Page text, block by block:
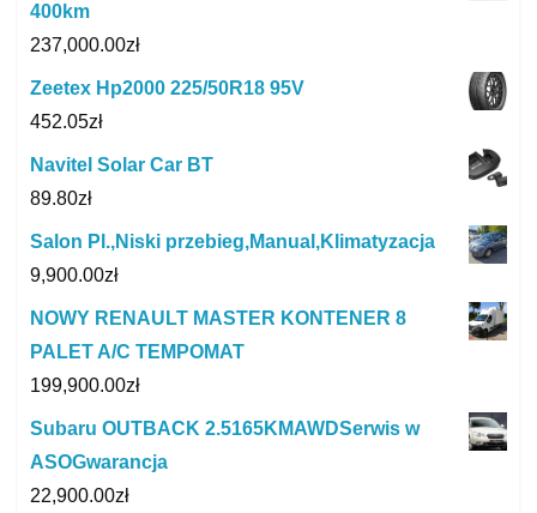
400km
237,000.00zł
Zeetex Hp2000 225/50R18 95V
452.05zł
Navitel Solar Car BT
89.80zł
Salon Pl.,Niski przebieg,Manual,Klimatyzacja
9,900.00zł
NOWY RENAULT MASTER KONTENER 8
PALET A/C TEMPOMAT
199,900.00zł
Subaru OUTBACK 2.5165KMAWDSerwis w
ASOGwarancja
22,900.00zł